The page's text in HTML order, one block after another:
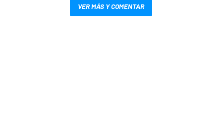
VER MÁS Y COMENTAR